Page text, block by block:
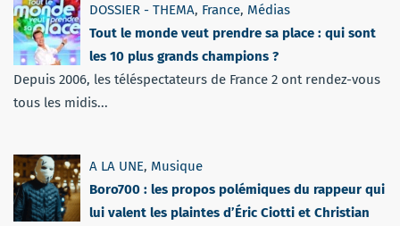
DOSSIER - THEMA, France, Médias
Tout le monde veut prendre sa place : qui sont
les 10 plus grands champions ?
Depuis 2006, les téléspectateurs de France 2 ont rendez-vous
tous les midis...
A LA UNE, Musique
Boro700 : les propos polémiques du rappeur qui
lui valent les plaintes d’Éric Ciotti et Christian